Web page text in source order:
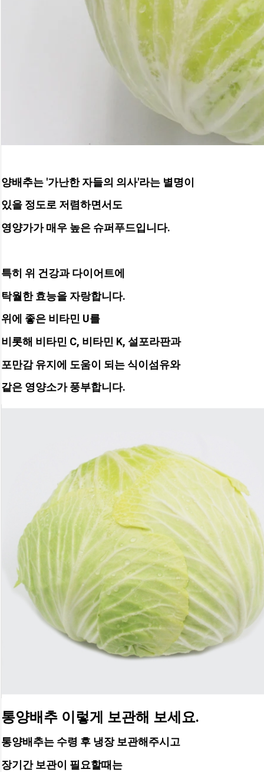
양배추는 '가난한 자들의 의사'라는 별명이
있을 정도로 저렴하면서도
영양가가 매우 높은 슈퍼푸드입니다.
특히 위 건강과 다이어트에
탁월한 효능을 자랑합니다.
위에 좋은 비타민 U를
비롯해 비타민 C, 비타민 K, 설포라판과
포만감 유지에 도움이 되는 식이섬유와
같은 영양소가 풍부합니다.
통양배추 이렇게 보관해 보세요.
통양배추는 수령 후 냉장 보관해주시고
장기간 보관이 필요할때는